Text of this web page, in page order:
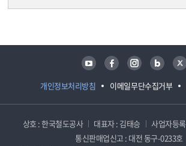
개인정보처리방침 이메일무단수집거부
유튜브 페이스북 인스타그램 블로그 트위터
상호 : 한국철도공사 대표자 : 김태승
사업자등
통신판매업신고 : 대전 동구-0233호